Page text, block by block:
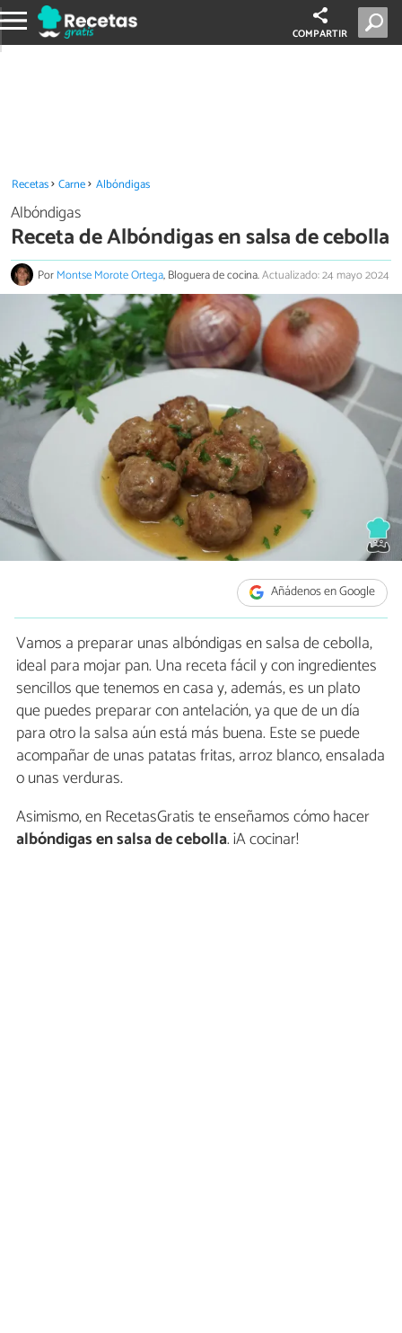
COMPARTIR
Recetas Carne Albóndigas
Albóndigas
Receta de Albóndigas en salsa de cebolla
PorMontse Morote Ortega, Bloguera de cocina.Actualizado: 24 mayo 2024
Añádenos en Google
Vamos a preparar unas albóndigas en salsa de cebolla,
ideal para mojar pan. Una receta fácil y con ingredientes
sencillos que tenemos en casa y, además, es un plato
que puedes preparar con antelación, ya que de un día
para otro la salsa aún está más buena. Este se puede
acompañar de unas patatas fritas, arroz blanco, ensalada
o unas verduras.
Asimismo, en RecetasGratis te enseñamos cómo hacer
albóndigas en salsa de cebolla. ¡A cocinar!